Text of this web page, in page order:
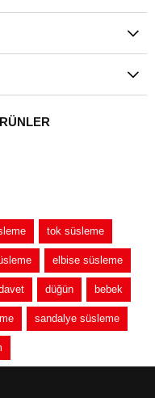
tok süsleme
elbise süsleme
düğün bebek
sandalye süsleme